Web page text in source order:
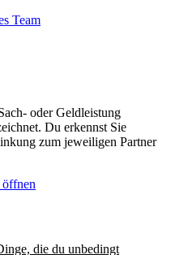
Team
oder Geldleistung
Du erkennst Sie
zum jeweiligen Partner
die du unbedingt